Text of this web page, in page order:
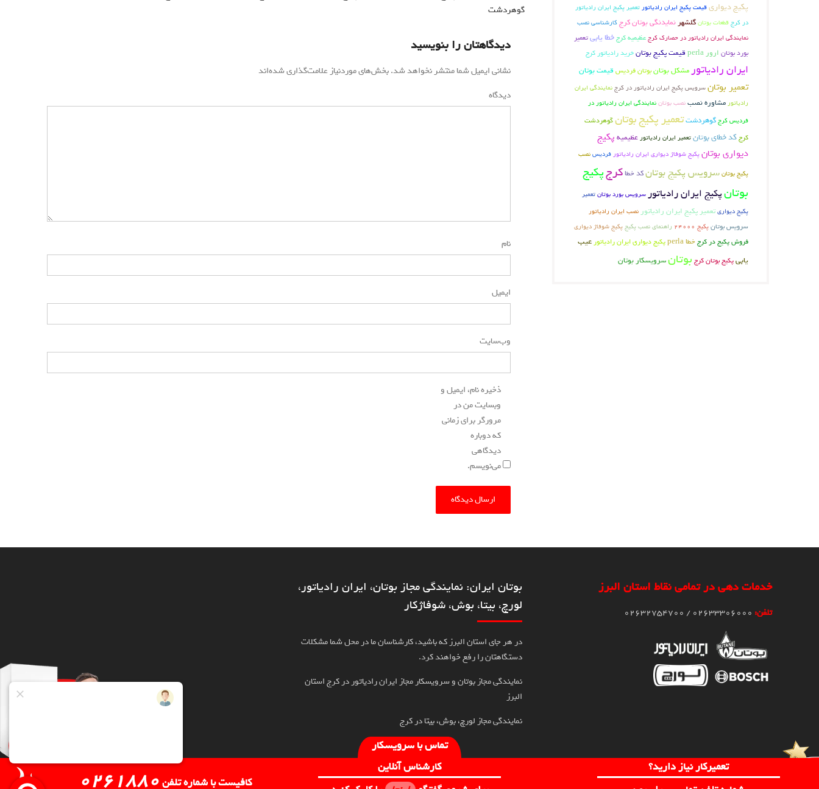
گوهردشت
دیدگاهتان را بنویسید
نشانی ایمیل شما منتشر نخواهد شد.بخش‌های موردنیاز علامت‌گذاری شده‌اند
دیدگاه
نام
ایمیل
وب‌سایت
ذخیره نام، ایمیل و
وبسایت من در
مرورگر برای زمانی
که دوباره
دیدگاهی
می‌نویسم.
پکیج دیواریقیمت پکیج ایران رادیاتورتعمیر پکیج ایران رادیاتور
در کرجقطعات بوتانگلشهر نمایدنگی بوتان کرجکارشناسی نصب
نمایندگی ایران رادیاتور در حصارک کرجعظیمیه کرجخطا یابیتعمیر
بورد بوتان ارور perla قیمت پکیج بوتانخرید رادیاتور کرج
ایران رادیاتورمشکل بوتانبوتان فردیس قیمت بوتان
تعمیر بوتانسرویس پکیج ایران رادیاتور در کرجنمایندگی ایران
رادیاتورمشاوره نصبنصب بوتاننمایندگی ایران رادیاتور در
فردیس کرجگوهردشتتعمیر پکیج بوتانگوهردشت
کرجکد خطای بوتانتعمیر ایران رادیاتورعظیمیه پکیج
دیواری بوتانپکیج شوفاژ دیواری ایران رادیاتورفردیسنصب
پکیج بوتانسرویس پکیج بوتانکد خطاکرجپکیج
بوتانپکیج ایران رادیاتورسرویس بورد بوتانتعمیر
پکیج دیواریتعمیر پکیج ایران رادیاتور نصب ایران رادیاتور
سرویس بوتانپکیج 24000 راهنمای نصب پکیجپکیج شوفاژ دیواری
فروش پکیج در کرجخطا perla پکیج دیواری ایران رادیاتور عیب
یابیپکیج بوتان کرج بوتانسرویسکار بوتان
خدمات دهی در تمامی نقاط استان البرز
تلفن:
بوتان ایران: نمایندگی مجاز بوتان، ایران رادیاتور،
لورچ، بیتا، بوش، شوفاژکار
در هر جای استان البرز که باشید، کارشناسان ما در محل شما مشکلات
دستگاهتان را رفع خواهند کرد.
نمایندگی مجاز بوتان و سرویسکار مجاز ایران رادیاتور در کرج استان
البرز
نمایندگی مجاز لورچ، بوش، بیتا در کرج
تمامی حقوق برای نمایندگی پویان حداد مولایان محفوظ است
تماس با سرویسکار
تعمیرکار نیاز دارید؟
کارشناس آنلاین
کافیست با شماره تلفن0261880